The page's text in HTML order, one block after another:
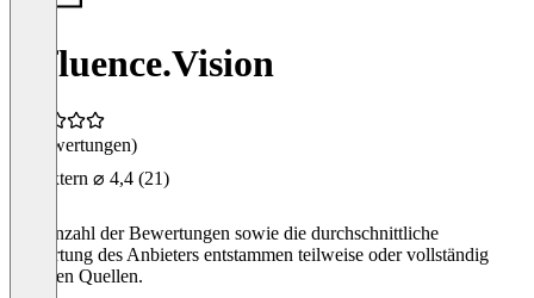
Influence.Vision
(0 Bewertungen)
Extern ⌀ 4,4 (21)
Die Anzahl der Bewertungen sowie die durchschnittliche
Bewertung des Anbieters entstammen teilweise oder vollständig
externen Quellen.